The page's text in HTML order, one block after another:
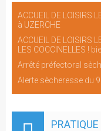
ACCUEIL DE LOISIRS
à UZERCHE
ACCUEIL DE LOISIRS
LES COCCINELLES !
Arrêté préfectoral
Alerte sècheresse du
PRATIQUE